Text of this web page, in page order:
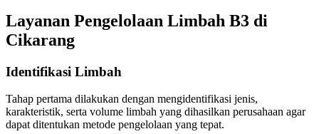
Layanan Pengelolaan Limbah B3 di
Cikarang
Identifikasi Limbah
Tahap pertama dilakukan dengan mengidentifikasi jenis,
karakteristik, serta volume limbah yang dihasilkan perusahaan agar
dapat ditentukan metode pengelolaan yang tepat.